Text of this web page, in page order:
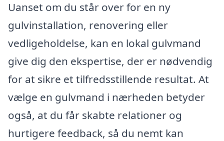
Uanset om du står over for en ny
gulvinstallation, renovering eller
vedligeholdelse, kan en lokal gulvmand
give dig den ekspertise, der er nødvendig
for at sikre et tilfredsstillende resultat. At
vælge en gulvmand i nærheden betyder
også, at du får skabte relationer og
hurtigere feedback, så du nemt kan